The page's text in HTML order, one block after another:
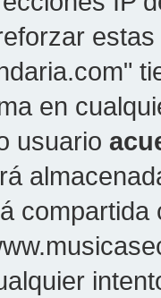
en
usuario